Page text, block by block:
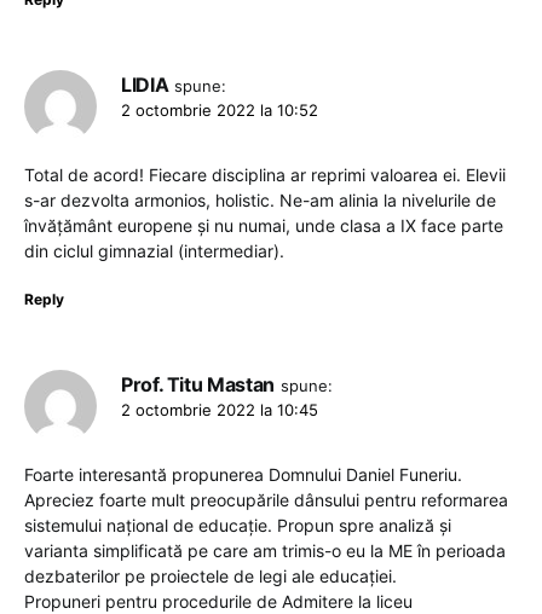
LIDIA spune:
2 octombrie 2022 la 10:52
Total de acord! Fiecare disciplina ar reprimi valoarea ei. Elevii
s-ar dezvolta armonios, holistic. Ne-am alinia la nivelurile de
învățământ europene și nu numai, unde clasa a IX face parte
din ciclul gimnazial (intermediar).
Reply
Prof. Titu Mastan spune:
2 octombrie 2022 la 10:45
Foarte interesantă propunerea Domnului Daniel Funeriu.
Apreciez foarte mult preocupările dânsului pentru reformarea
sistemului național de educație. Propun spre analiză și
varianta simplificată pe care am trimis-o eu la ME în perioada
dezbaterilor pe proiectele de legi ale educației.
Propuneri pentru procedurile de Admitere la liceu